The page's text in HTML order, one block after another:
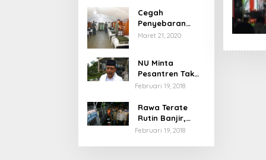
Cegah
Penyebaran
Virus Corona,
Pelayanan
Maret 21, 2020
NU Minta
Pesantren Tak
Terprovokasi
Februari 19, 2018
Rawa Terate
Rutin Banjir,
Anies Bakal Cek
Februari 19, 2018